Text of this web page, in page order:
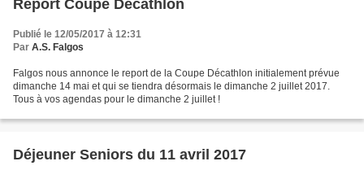
Report Coupe Décathlon
Publié le 12/05/2017 à 12:31
Par A.S. Falgos
Falgos nous annonce le report de la Coupe Décathlon initialement prévue
dimanche 14 mai et qui se tiendra désormais le dimanche 2 juillet 2017.
Tous à vos agendas pour le dimanche 2 juillet !
Déjeuner Seniors du 11 avril 2017